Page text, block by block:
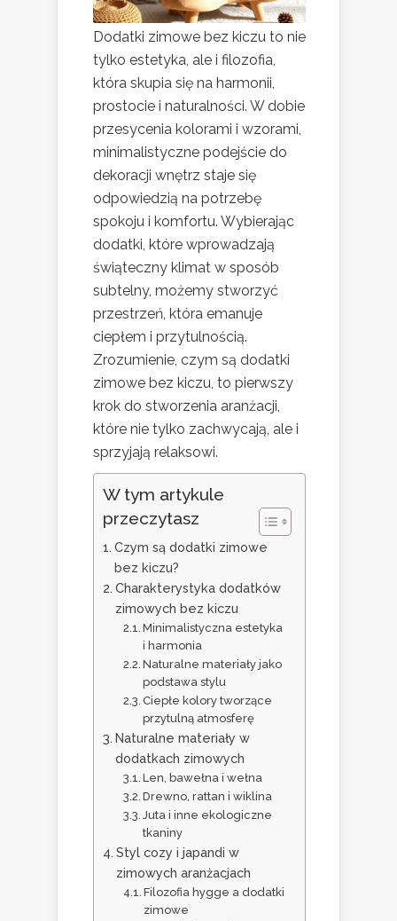
Dodatki zimowe bez kiczu to nie
tylko estetyka, ale i filozofia,
która skupia się na harmonii,
prostocie i naturalności. W dobie
przesycenia kolorami i wzorami,
minimalistyczne podejście do
dekoracji wnętrz staje się
odpowiedzią na potrzebę
spokoju i komfortu. Wybierając
dodatki, które wprowadzają
świąteczny klimat w sposób
subtelny, możemy stworzyć
przestrzeń, która emanuje
ciepłem i przytulnością.
Zrozumienie, czym są dodatki
zimowe bez kiczu, to pierwszy
krok do stworzenia aranżacji,
które nie tylko zachwycają, ale i
sprzyjają relaksowi.
W tym artykule
przeczytasz
Czym są dodatki zimowe
bez kiczu?
Charakterystyka dodatków
zimowych bez kiczu
Minimalistyczna estetyka
i harmonia
Naturalne materiały jako
podstawa stylu
Ciepłe kolory tworzące
przytulną atmosferę
Naturalne materiały w
dodatkach zimowych
Len, bawełna i wełna
Drewno, rattan i wiklina
Juta i inne ekologiczne
tkaniny
Styl cozy i japandi w
zimowych aranżacjach
Filozofia hygge a dodatki
zimowe